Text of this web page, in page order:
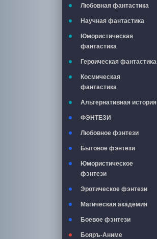
Любовная фантастика
Научная фантастика
Юмористическая
фантастика
Героическая фантастика
Космическая
фантастика
Альтернативная история
ФЭНТЕЗИ
Любовное фэнтези
Бытовое фэнтези
Юмористическое
фэнтези
Эротическое фэнтези
Магическая академия
Боевое фэнтези
Бояръ-Аниме